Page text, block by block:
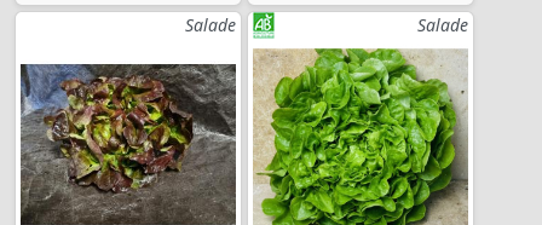
Salade Salade